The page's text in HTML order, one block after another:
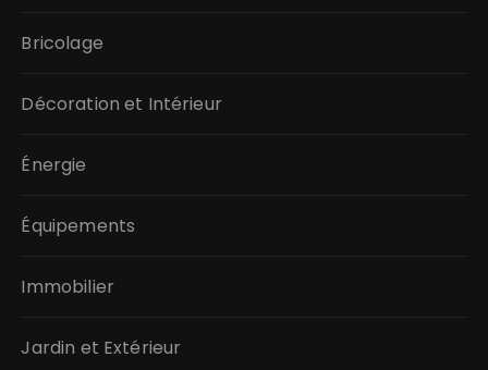
Bricolage
Décoration et Intérieur
Énergie
Équipements
Immobilier
Jardin et Extérieur